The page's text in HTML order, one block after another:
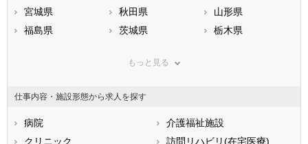
宮城県
秋田県
山形県
福島県
茨城県
栃木県
神奈川県
石川県
福井県
静岡県
三重県
滋賀県
大阪府
もっと見る
仕事内容・施設形態から求人を探す
病院
介護福祉施設
クリニック
訪問リハビリ(在宅医療)